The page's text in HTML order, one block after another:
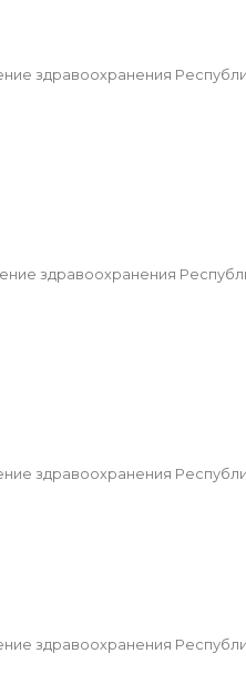
здравоохранения
здравоохранения
здравоохранения
здравоохранения